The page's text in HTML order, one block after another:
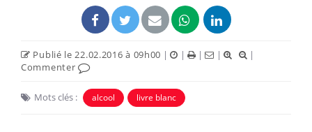
Publié le 22.02.2016 à 09h00 | | | |
|
Commenter
Mots clés : alcool livre blanc